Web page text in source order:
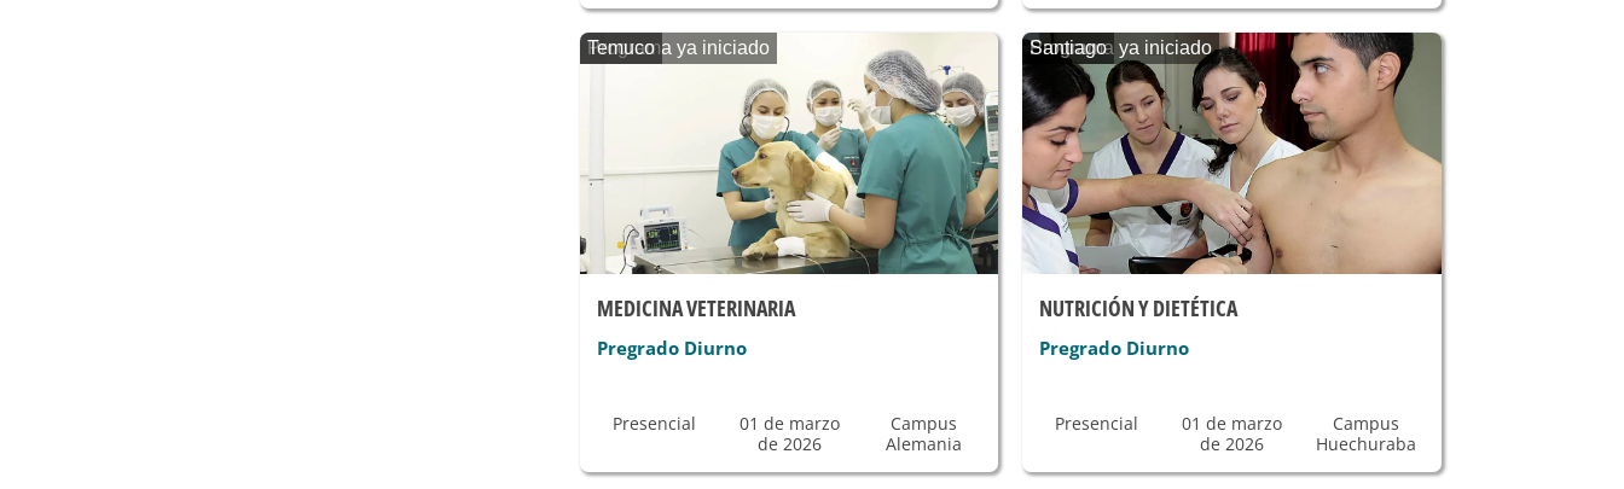
Programa ya iniciado
Temuco
MEDICINA VETERINARIA
Pregrado Diurno
Presencial
01 de marzo
de 2026
Campus
Alemania
Programa ya iniciado
Santiago
NUTRICIÓN Y DIETÉTICA
Pregrado Diurno
Presencial
01 de marzo
de 2026
Campus
Huechuraba